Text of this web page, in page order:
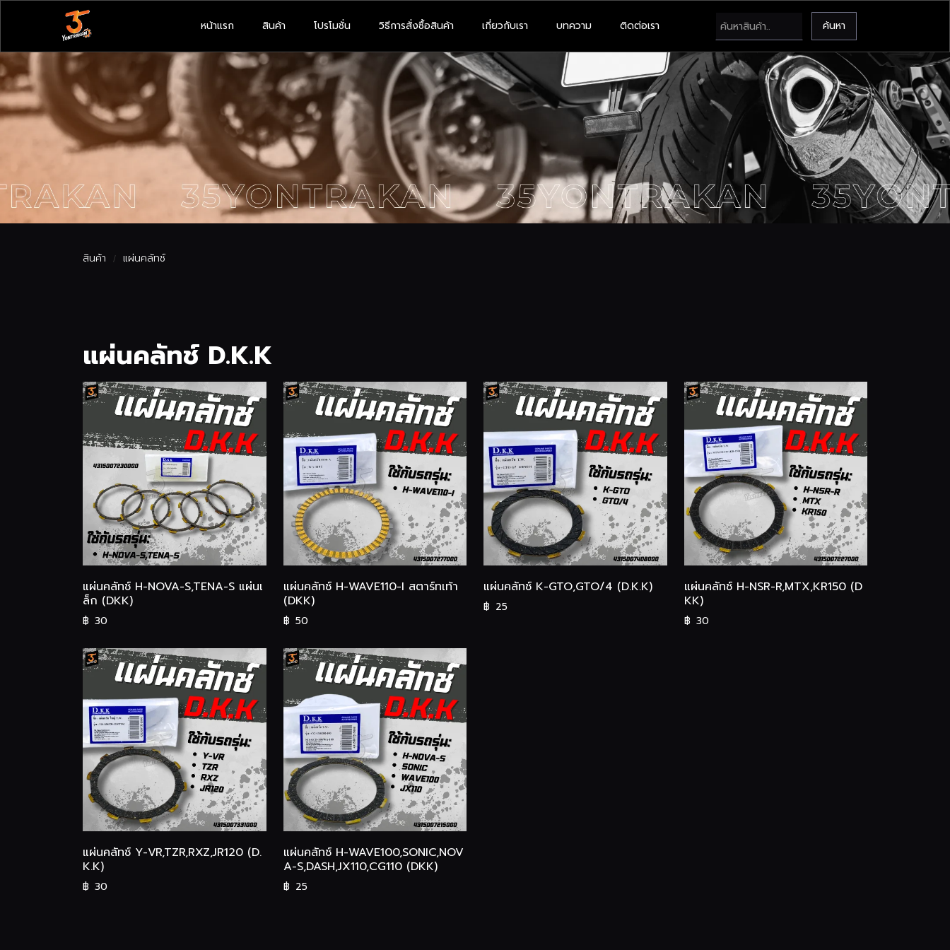
หน้าแรก สินค้า โปรโมชั่น วิธีการสั่งซื้อสินค้า เกี่ยวกับเรา บทความ ติดต่อเรา
สินค้า / แผ่นคลัทช์
แผ่นคลัทช์ D.K.K
แผ่นคลัทช์ H-NOVA-S,TENA-S แผ่นเ
ล็ก (DKK)
฿ 30
แผ่นคลัทช์ H-WAVE110-I สตาร์ทเท้า
(DKK)
฿ 50
แผ่นคลัทช์ K-GTO,GTO/4 (D.K.K)
฿ 25
แผ่นคลัทช์ H-NSR-R,MTX,KR150 (D
KK)
฿ 30
แผ่นคลัทช์ Y-VR,TZR,RXZ,JR120 (D.
K.K)
฿ 30
แผ่นคลัทช์ H-WAVE100,SONIC,NOV
A-S,DASH,JX110,CG110 (DKK)
฿ 25